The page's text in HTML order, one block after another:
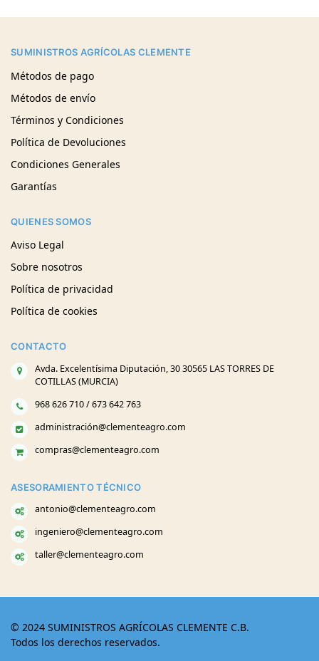
SUMINISTROS AGRÍCOLAS CLEMENTE
Métodos de pago
Métodos de envío
Términos y Condiciones
Política de Devoluciones
Condiciones Generales
Garantías
QUIENES SOMOS
Aviso Legal
Sobre nosotros
Política de privacidad
Política de cookies
CONTACTO
Avda. Excelentísima Diputación, 30 30565 LAS TORRES DE
COTILLAS (MURCIA)
968 626 710 / 673 642 763
administración@clementeagro.com
compras@clementeagro.com
ASESORAMIENTO TÉCNICO
antonio@clementeagro.com
ingeniero@clementeagro.com
taller@clementeagro.com
© 2024 SUMINISTROS AGRÍCOLAS CLEMENTE C.B.
Todos los derechos reservados.